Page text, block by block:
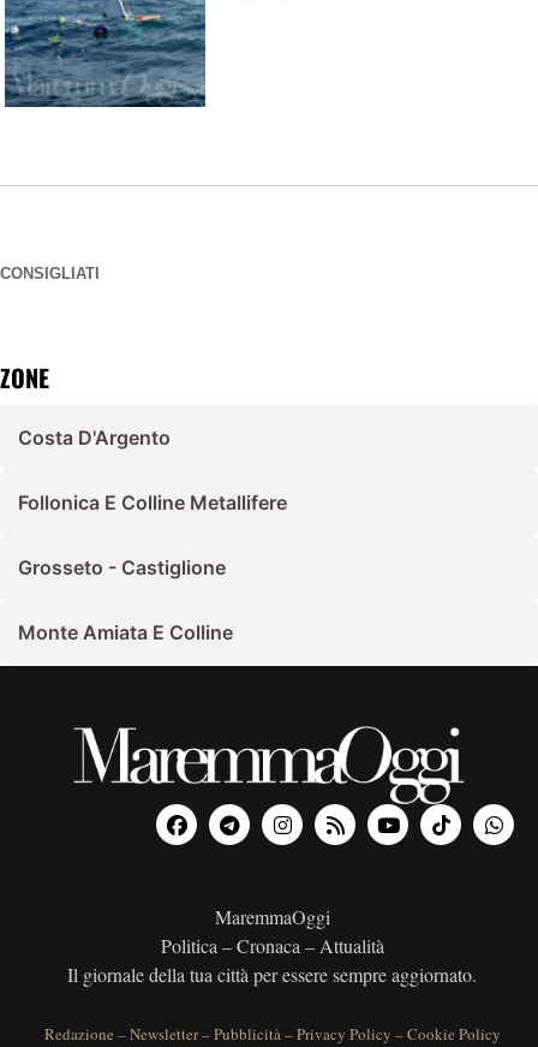
CONSIGLIATI
ZONE
Costa D'Argento
Follonica E Colline Metallifere
Grosseto - Castiglione
Monte Amiata E Colline
MaremmaOggi
Politica – Cronaca – Attualità
Il giornale della tua città per essere sempre aggiornato.
Redazione –Newsletter–Pubblicità–Privacy Policy –Cookie Policy